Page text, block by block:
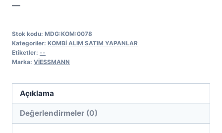
—
Stok kodu: MDG:KOM:0078
Kategoriler: KOMBİ ALIM SATIM YAPANLAR
Etiketler: --
Marka: VİESSMANN
Açıklama
Değerlendirmeler (0)